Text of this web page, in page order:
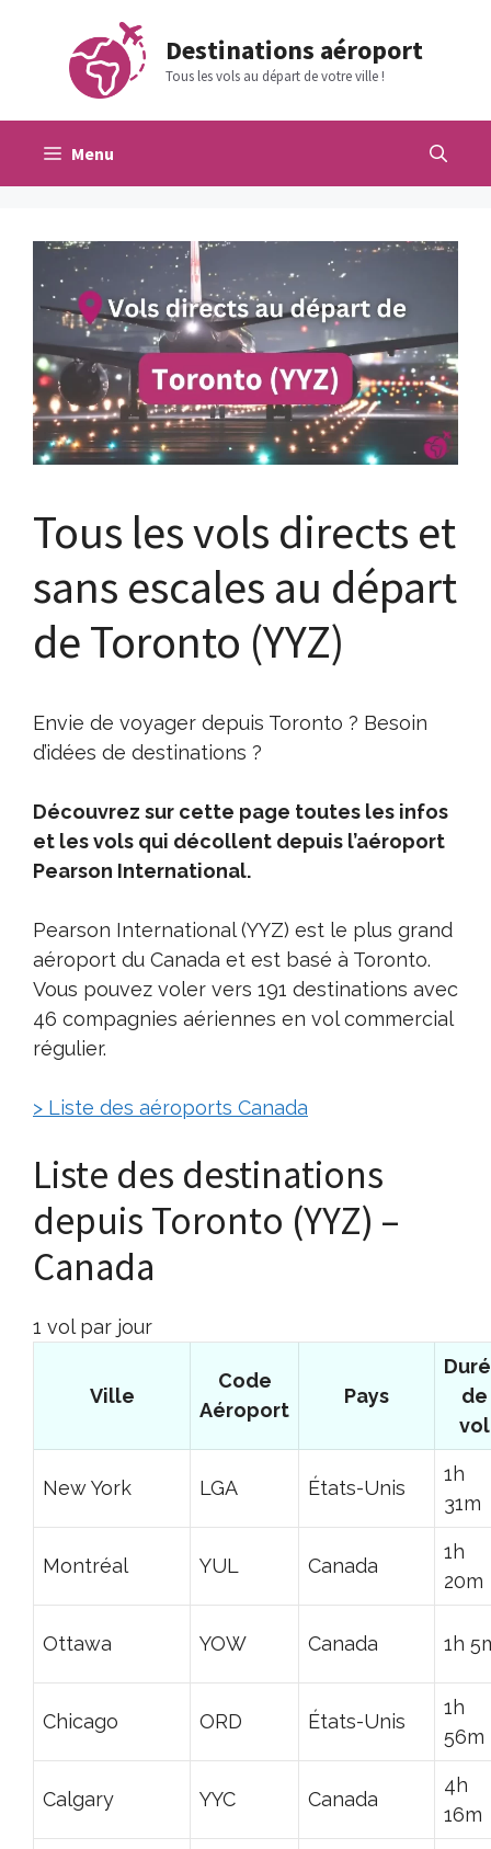
contenu
Destinations aéroport
Tous les vols au départ de votre ville !
Menu
Tous les vols directs et
sans escales au départ
de Toronto (YYZ)
Envie de voyager depuis Toronto ? Besoin
d’idées de destinations ?
Découvrez sur cette page toutes les infos
et les vols qui décollent depuis l’aéroport
Pearson International.
Pearson International (YYZ) est le plus grand
aéroport du Canada et est basé à Toronto.
Vous pouvez voler vers 191 destinations avec
46 compagnies aériennes en vol commercial
régulier.
> Liste des aéroports Canada
Liste des destinations
depuis Toronto (YYZ) –
Canada
1 vol par jour
Ville
Code
Aéroport
Pays
de
vol
New York LGA États-Unis
1h
31m
Montréal YUL Canada
1h
20m
Ottawa YOW Canada 1h
Chicago ORD États-Unis
1h
56m
Calgary YYC Canada
4h
16m